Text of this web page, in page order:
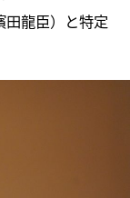
龍臣）と特定